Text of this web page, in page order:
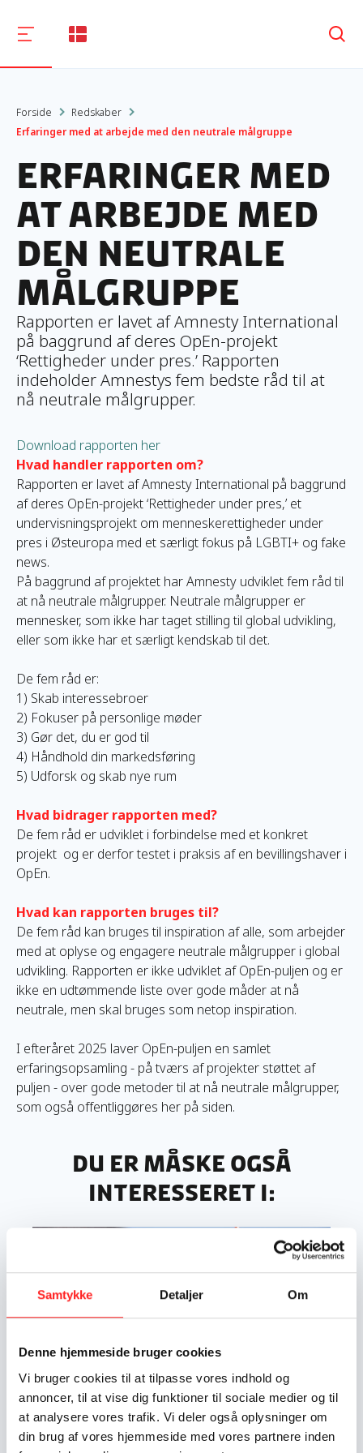
Samtykke Detaljer Om
Denne hjemmeside bruger cookies
Vi bruger cookies til at tilpasse vores indhold og
annoncer, til at vise dig funktioner til sociale medier og til
at analysere vores trafik. Vi deler også oplysninger om
din brug af vores hjemmeside med vores partnere inden
Søg
Forside
Redskaber
Erfaringer med at arbejde med den neutrale målgruppe
Erfaringer med
at arbejde med
den neutrale
målgruppe
Rapporten er lavet af Amnesty International
på baggrund af deres OpEn-projekt
‘Rettigheder under pres.’ Rapporten
indeholder Amnestys fem bedste råd til at
nå neutrale målgrupper.
Download rapporten her
Hvad handler rapporten om?
Rapporten er lavet af Amnesty International på baggrund
af deres OpEn-projekt ‘Rettigheder under pres,’ et
undervisningsprojekt om menneskerettigheder under
pres i Østeuropa med et særligt fokus på LGBTI+ og fake
news.
På baggrund af projektet har Amnesty udviklet fem råd til
at nå neutrale målgrupper. Neutrale målgrupper er
mennesker, som ikke har taget stilling til global udvikling,
eller som ikke har et særligt kendskab til det.
De fem råd er:
1) Skab interessebroer
2) Fokuser på personlige møder
3) Gør det, du er god til
4) Håndhold din markedsføring
5) Udforsk og skab nye rum
Hvad bidrager rapporten med?
De fem råd er udviklet i forbindelse med et konkret
projekt og er derfor testet i praksis af en bevillingshaver i
OpEn.
Hvad kan rapporten bruges til?
De fem råd kan bruges til inspiration af alle, som arbejder
med at oplyse og engagere neutrale målgrupper i global
udvikling. Rapporten er ikke udviklet af OpEn-puljen og er
ikke en udtømmende liste over gode måder at nå
neutrale, men skal bruges som netop inspiration.
I efteråret 2025 laver OpEn-puljen en samlet
erfaringsopsamling - på tværs af projekter støttet af
puljen - over gode metoder til at nå neutrale målgrupper,
som også offentliggøres her på siden.
Du er måske også
interesseret i:
Foto: Jacob Crawfurd
Segmentanalyse til at nå nye
Læs mere om Segmentanalyse til at nå nye målgrupper